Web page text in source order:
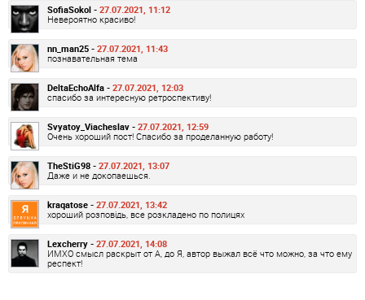
SofiaSokol - 27.07.2021, 11:12
Невероятно красиво!
nn_man25 - 27.07.2021, 11:43
познавательная тема
DeltaEchoAlfa - 27.07.2021, 12:03
спасибо за интересную ретроспективу!
Svyatoy_Viacheslav - 27.07.2021, 12:59
Очень хороший пост! Спасибо за проделанную работу!
TheStiG98 - 27.07.2021, 13:07
Даже и не докопаешься.
kraqatose - 27.07.2021, 13:42
хороший розповідь, все розкладено по полицях
Lexcherry - 27.07.2021, 14:08
ИМХО смысл раскрыт от А, до Я, автор выжал всё что можно, за что ему
респект!